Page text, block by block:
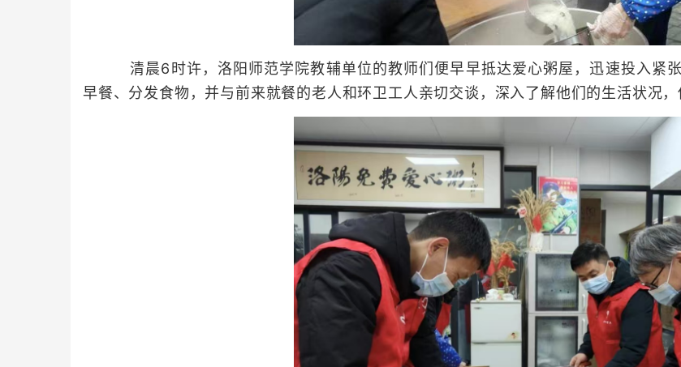
清晨6时许，洛阳师范学院教辅单位的教师们便早早抵达爱心粥屋，迅速投入紧
早餐、分发食物，并与前来就餐的老人和环卫工人亲切交谈，深入了解他们的生活状况，